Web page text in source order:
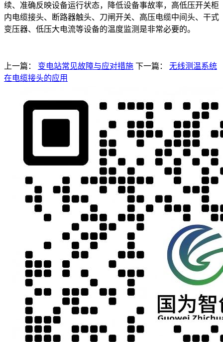
续、准确反映设备运行状态，降低设备事故率，高低压开关柜
内电缆接头、断路器触头、刀闸开关、高压电缆中间头、干式
变压器、低压大电流等设备的温度监测是非常必要的。
上一篇： 变电站常见故障与应对措施 下一篇： 无线测温系统
在电缆接头的应用